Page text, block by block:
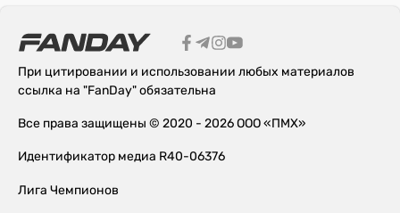
При цитировании и использовании любых материалов
ссылка на "FanDay" обязательна
Все права защищены © 2020 - 2026 ООО «ПМХ»
Идентификатор медиа R40-06376
Лига Чемпионов